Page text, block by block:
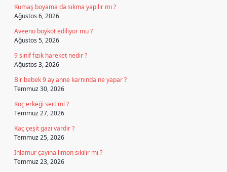
Kumaş boyama da sıkma yapılır mı ?
Ağustos 6, 2026
Aveeno boykot ediliyor mu ?
Ağustos 5, 2026
9 sinif fizik hareket nedir ?
Ağustos 3, 2026
Bir bebek 9 ay anne karnında ne yapar ?
Temmuz 30, 2026
Koç erkeği sert mi ?
Temmuz 27, 2026
Kaç çeşit gazı vardır ?
Temmuz 25, 2026
Ihlamur çayına limon sıkılır mı ?
Temmuz 23, 2026